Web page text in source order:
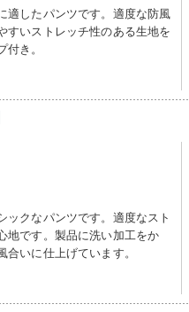
適したパンツです。適度な防風
すいストレッチ性のある生地を
き。
ックなパンツです。適度なスト
地です。製品に洗い加工をか
いに仕上げています。